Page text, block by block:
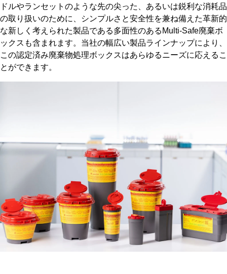
ドルやランセットのような先の尖った、あるいは鋭利な消耗品
の取り扱いのために、シンプルさと安全性を兼ね備えた革新的
な新しく考えられた製品である多面性のあるMulti-Safe廃棄ボ
ックスも含まれます。当社の幅広い製品ラインナップにより、
この認定済み廃棄物処理ボックスはあらゆるニーズに応えるこ
とができます。